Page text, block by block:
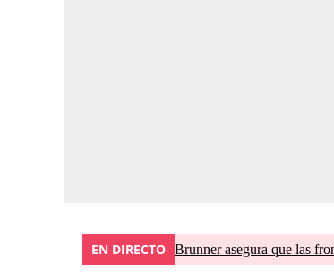
EN DIRECTO Brunner asegura que las